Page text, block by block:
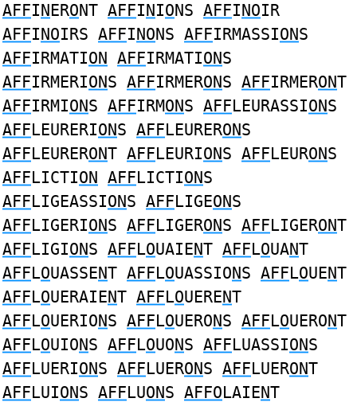
AFFINERONT AFFINIONS AFFINOIR
AFFINOIRS AFFINONS AFFIRMASSIONS
AFFIRMATION AFFIRMATIONS
AFFIRMERIONS AFFIRMERONS AFFIRMERONT
AFFIRMIONS AFFIRMONS AFFLEURASSIONS
AFFLEURERIONS AFFLEURERONS
AFFLEURERONT AFFLEURIONS AFFLEURONS
AFFLICTION AFFLICTIONS
AFFLIGEASSIONS AFFLIGEONS
AFFLIGERIONS AFFLIGERONS AFFLIGERONT
AFFLIGIONS AFFLOUAIENT AFFLOUANT
AFFLOUASSENT AFFLOUASSIONS AFFLOUENT
AFFLOUERAIENT AFFLOUERENT
AFFLOUERIONS AFFLOUERONS AFFLOUERONT
AFFLOUIONS AFFLOUONS AFFLUASSIONS
AFFLUERIONS AFFLUERONS AFFLUERONT
AFFLUIONS AFFLUONS AFFOLAIENT